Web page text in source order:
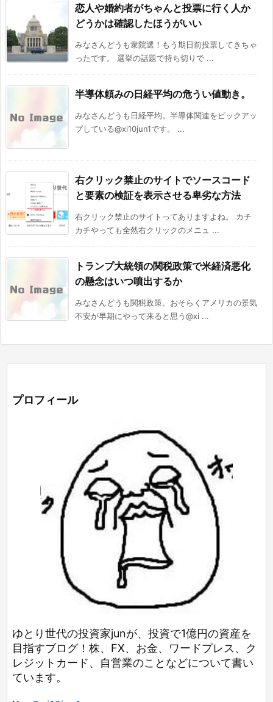
恋人や婚約者がちゃんと投票に行く人か
どうかは確認したほうがいい
みなさんどうも衆院選！もう期日前投票してきちゃ
ったです。 選挙の話題で持ち切りで ...
半導体頼みの日経平均の危うい値動き。
みなさんどうも日経平均。半導体関連をピックアッ
プしている@xi10jun1です。 ...
右クリック禁止のサイトでソースコード
と要素の検証を表示させる卑劣な方法
右クリック禁止のサイトってありますよね。 カチ
カチやっても全然右クリックのメニュ ...
トランプ大統領の関税政策で米経済悪化
の懸念はいつ噴出するか
みなさんどうも関税政策。おそらくアメリカの景気
不安が早期にやって来ると思う@xi ...
プロフィール
ゆとり世代の投資家junが、投資で1億円の資産を
目指すブログ！株、FX、お金、ワードプレス、ク
レジットカード、自営業のことなどについて書い
ています。